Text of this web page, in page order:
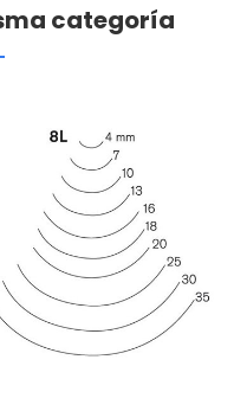
categoría